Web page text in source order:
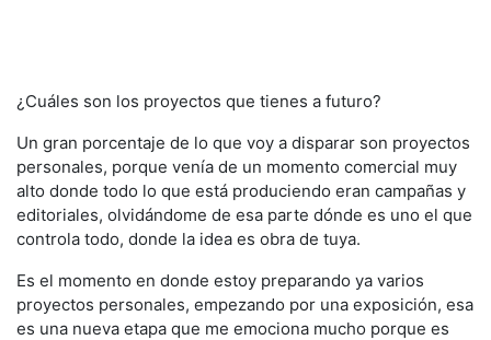
¿Cuáles son los proyectos que tienes a futuro?
Un gran porcentaje de lo que voy a disparar son proyectos
personales, porque venía de un momento comercial muy
alto donde todo lo que está produciendo eran campañas y
editoriales, olvidándome de esa parte dónde es uno el que
controla todo, donde la idea es obra de tuya.
Es el momento en donde estoy preparando ya varios
proyectos personales, empezando por una exposición, esa
es una nueva etapa que me emociona mucho porque es